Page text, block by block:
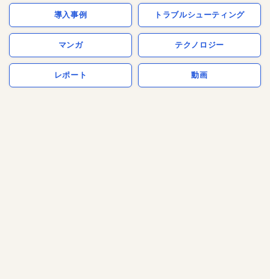
導入事例 トラブルシューティング
マンガ テクノロジー
レポート 動画